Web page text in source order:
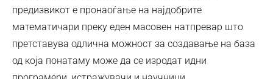
предизвикот е пронаоѓање на најдобрите
математичари преку еден масовен натпревар што
претставува одлична можност за создавање на база
од која понатаму може да се изродат идни